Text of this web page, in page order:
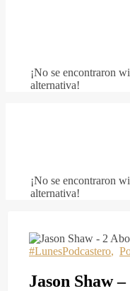
¡No se encontraron
alternativa!
¡No se encontraron
alternativa!
#LunesPodcastero,
Jason Shaw